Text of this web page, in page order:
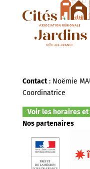
Contact: Noëmie
Coordinatrice
Voir les horaires et
Nos partenaires